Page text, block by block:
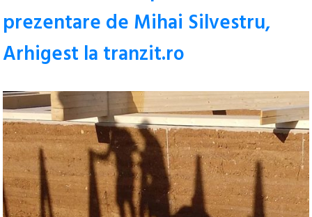
prezentare de Mihai Silvestru,
Arhigest la tranzit.ro